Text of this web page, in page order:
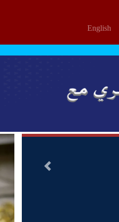
English
التالى